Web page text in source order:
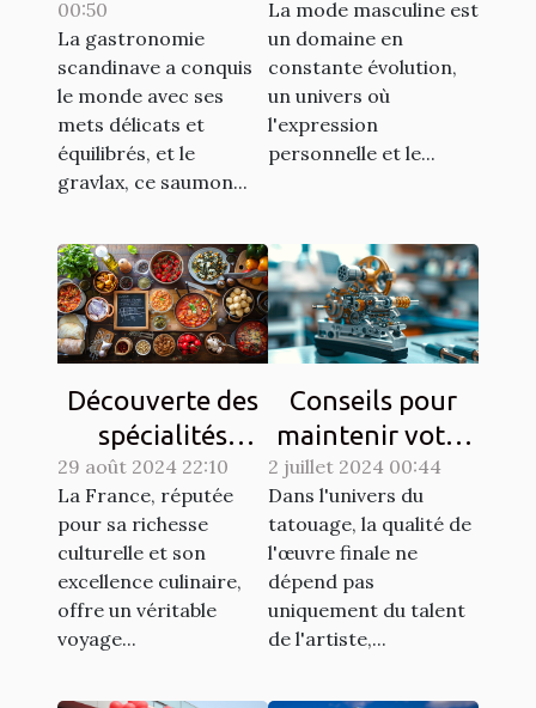
gravlax avec
légumes racines
00:50
La gastronomie
scandinave a conquis
le monde avec ses
mets délicats et
équilibrés, et le
gravlax, ce saumon...
l'élégance
masculine
moderne
La mode masculine est
un domaine en
constante évolution,
un univers où
l'expression
personnelle et le...
Découverte des
spécialités
culinaires
régionales et
leur histoire
29 août 2024 22:10
La France, réputée
pour sa richesse
culturelle et son
excellence culinaire,
offre un véritable
voyage...
Conseils pour
maintenir votre
matériel de
tatouage en
parfait état
2 juillet 2024 00:44
Dans l'univers du
tatouage, la qualité de
l'œuvre finale ne
dépend pas
uniquement du talent
de l'artiste,...